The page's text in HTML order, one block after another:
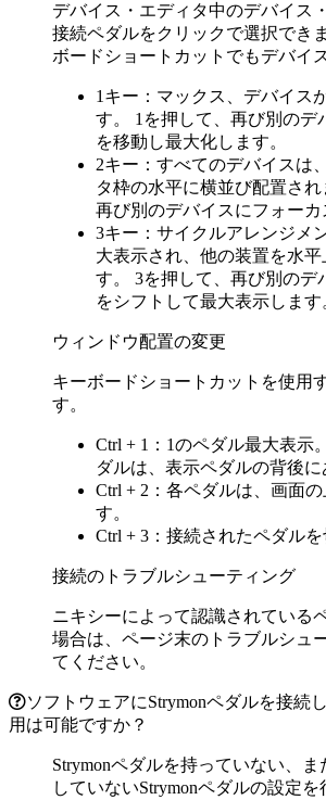
デバイス・エディタ中のデバイス
接続ペダルをクリックで選択でき
ボードショートカットでもデバイ
1キー：マックス、デバイス
す。 1を押して、再び別のデ
を移動し最大化します。
2キー：すべてのデバイスは
タ枠の水平に横並び配置され
再び別のデバイスにフォーカ
3キー：サイクルアレンジメ
大表示され、他の装置を水平
す。 3を押して、再び別のデ
をシフトして最大表示します
ウィンドウ配置の変更
キーボードショートカットを使用
す。
Ctrl + 1：1のペダル最大表示
ダルは、表示ペダルの背後に
Ctrl + 2：各ペダルは、画面
す。
Ctrl + 3：接続されたペダルを
接続のトラブルシューティング
ニキシーによって認識されている
場合は、ページ末のトラブルシュ
てください。
ソフトウェアにStrymonペダルを接続
用は可能ですか？
Strymonペダルを持っていない、
していないStrymonペダルの設定を